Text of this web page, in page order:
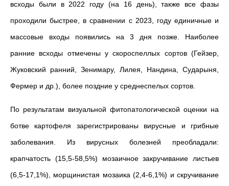
всходы были в 2022 году (на 16 день), также все фазы
проходили быстрее, в сравнении с 2023, году единичные и
массовые входы появились на 3 дня позже. Наиболее
ранние всходы отмечены у скороспеллых сортов (Гейзер,
Жуковский ранний, Зенимару, Лилея, Нандина, Сударыня,
Фермер и др.), более поздние у среднеспелых сортов.
По результатам визуальной фитопатологической оценки на
ботве картофеля зарегистрированы вирусные и грибные
заболевания. Из вирусных болезней преобладали:
крапчатость (15,5-58,5%) мозаичное закручивание листьев
(6,5-17,1%), морщинистая мозаика (2,4-6,1%) и скручивание